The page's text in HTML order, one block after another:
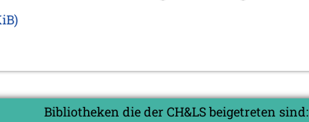
Bibliotheken die der CH&LS beigetreten sind: